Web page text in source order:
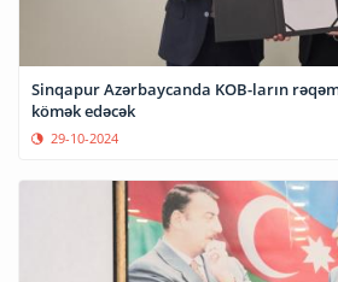
Sinqapur Azərbaycanda KOB-ların
kömək edəcək
29-10-2024